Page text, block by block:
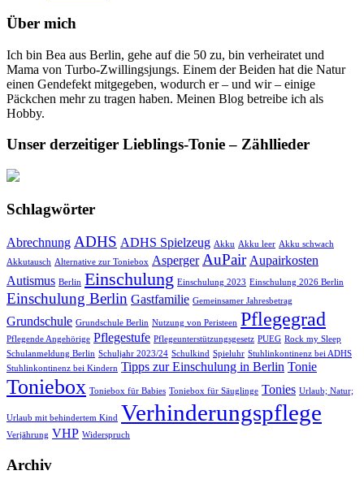
Über mich
Ich bin Bea aus Berlin, gehe auf die 50 zu, bin verheiratet und
Mama von Turbo-Zwillingsjungs. Einem der Beiden hat die Natur
einen Gendefekt mitgegeben, wodurch er – und wir – einige
Päckchen mehr zu tragen haben. Meinen Blog betreibe ich als
Hobby.
Unser derzeitiger Lieblings-Tonie – Zähllieder
Schlagwörter
Abrechnung ADHS ADHS Spielzeug Akku Akku leer Akku schwach
Akkutausch Alternative zur Toniebox Asperger AuPair Aupairkosten
Autismus Berlin Einschulung Einschulung 2023 Einschulung 2026 Berlin
Einschulung Berlin Gastfamilie Gemeinsamer Jahresbetrag
Grundschule Grundschule Berlin Nutzung von Peristeen Pflegegrad
Pflegende Angehörige Pflegestufe Pflegeunterstützungsgesetz PUEG Rock my Sleep
Schulanmeldung Berlin Schuljahr 2023/24 Schulkind Spieluhr Stuhlinkontinenz bei ADHS
Stuhlinkontinenz bei Kindern Tipps zur Einschulung in Berlin Tonie
Toniebox Toniebox für Babies Toniebox für Säuglinge Tonies Urlaub; Natur;
Urlaub mit behindertem Kind Verhinderungspflege
Verjährung VHP Widerspruch
Archiv